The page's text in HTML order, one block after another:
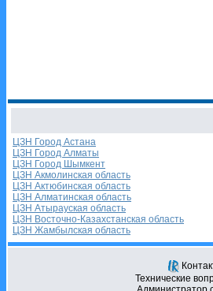
ЦЗН Город Астана
ЦЗН Город Алматы
ЦЗН Город Шымкент
ЦЗН Акмолинская область
ЦЗН Актюбинская область
ЦЗН Алматинская область
ЦЗН Атырауская область
ЦЗН Восточно-Казахстанская область
ЦЗН Жамбылская область
Технические